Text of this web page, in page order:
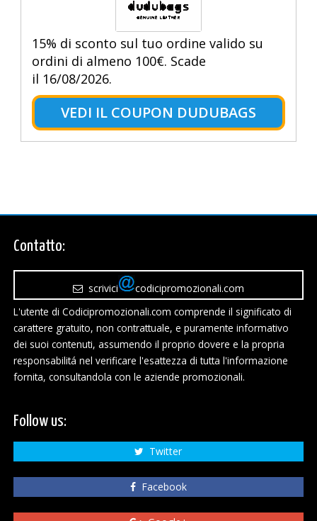
15% di sconto sul tuo ordine valido su
ordini di almeno 100€. Scade
il 16/08/2026.
VEDI IL COUPON DUDUBAGS
Contatto:
scrivici
codicipromozionali.com
L'utente di Codicipromozionali.com comprende il significato di
carattere gratuito, non contrattuale, e puramente informativo
dei suoi contenuti, assumendo il proprio dovere e la propria
responsabilitá nel verificare l'esattezza di tutta l'informazione
fornita, consultandola con le aziende promozionali.
Follow us:
Twitter
Facebook